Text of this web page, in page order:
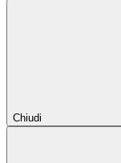
Chiudi